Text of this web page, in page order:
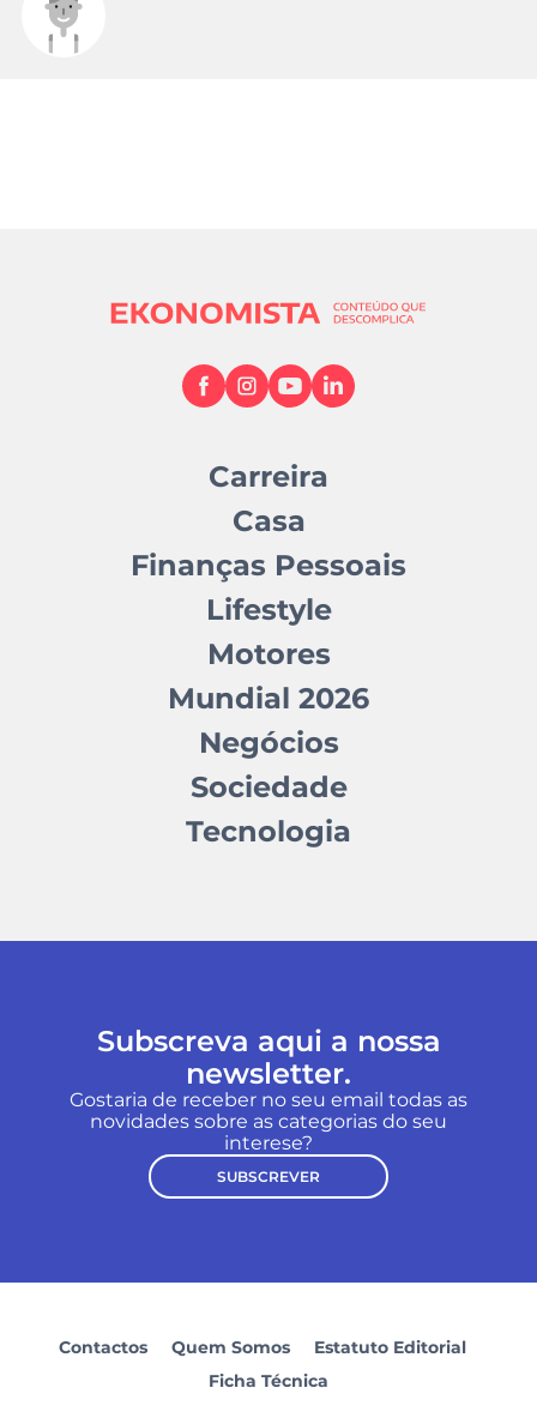
Carreira
Casa
Finanças Pessoais
Lifestyle
Motores
Mundial 2026
Negócios
Sociedade
Tecnologia
Subscreva aqui a nossa
newsletter.
Gostaria de receber no seu email todas as
novidades sobre as categorias do seu
interese?
SUBSCREVER
Contactos Quem Somos
Estatuto Editorial
Ficha Técnica